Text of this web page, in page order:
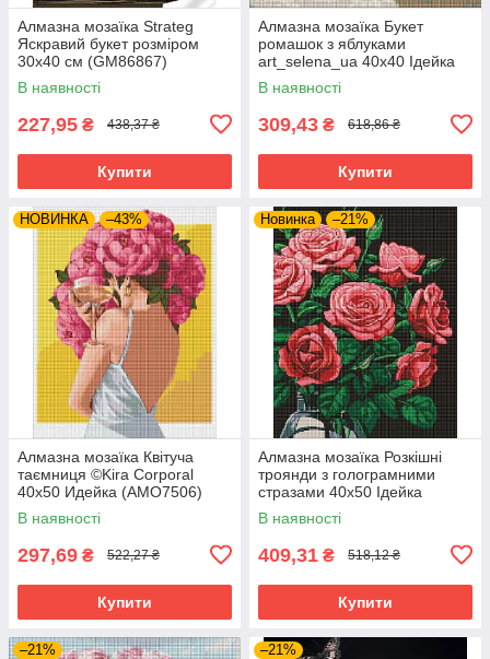
Алмазна мозаїка Strateg
Яскравий букет розміром
30х40 см (GM86867)
В наявності
227,95 ₴ 438,37 ₴
Купити
Алмазна мозаїка Букет
ромашок з яблуками
art_selena_ua 40х40 Ідейка
(AMO8339)
В наявності
309,43 ₴ 618,86 ₴
Купити
НОВИНКА –43%
Алмазна мозаїка Квітуча
таємниця ©Kira Corporal
40х50 Идейка (AMO7506)
В наявності
297,69 ₴ 522,27 ₴
Купити
Новинка –21%
Алмазна мозаїка Розкішні
троянди з голограмними
стразами 40х50 Ідейка
(AMO7999)
В наявності
409,31 ₴ 518,12 ₴
Купити
–21% –21%